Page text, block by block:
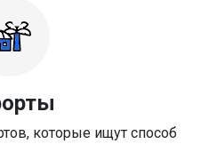
которые ищут способ